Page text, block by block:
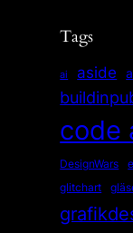
Tags
ai aside
code
DesignWars
glitchart